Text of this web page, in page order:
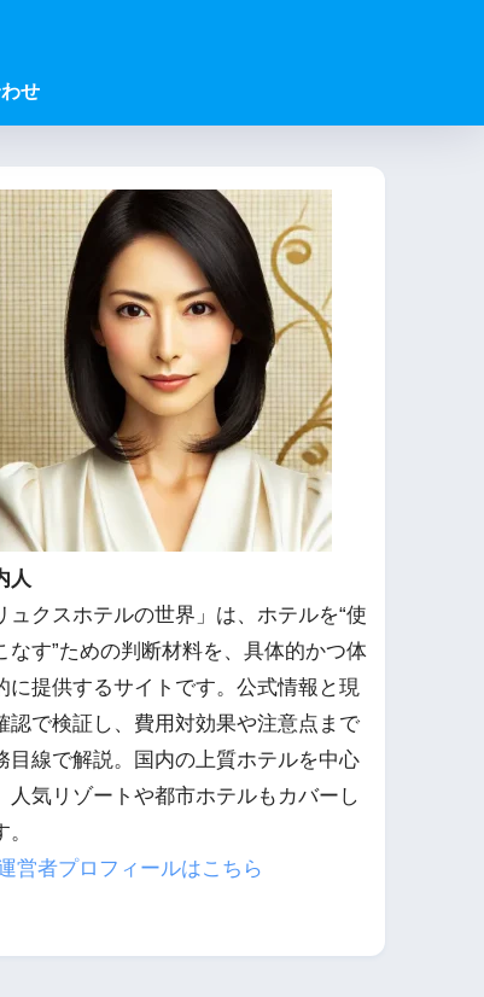
せ
人
ュクスホテルの世界」は、ホテルを“使
なす”ための判断材料を、具体的かつ体
に提供するサイトです。公式情報と現
認で検証し、費用対効果や注意点まで
目線で解説。国内の上質ホテルを中心
人気リゾートや都市ホテルもカバーし
。
営者プロフィールはこちら